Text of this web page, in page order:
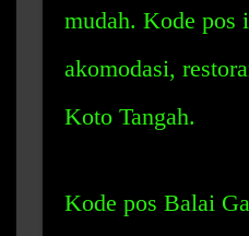
mudah. Kode pos
akomodasi,
Koto Tangah.
Kode pos Balai